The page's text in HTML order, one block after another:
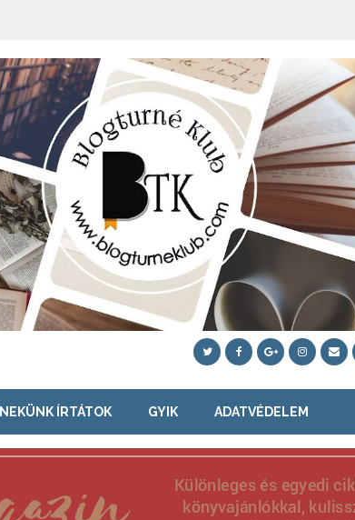
NEKÜNK ÍRTÁTOK GYIK ADATVÉDELEM